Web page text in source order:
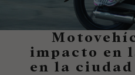
impacto en
en la